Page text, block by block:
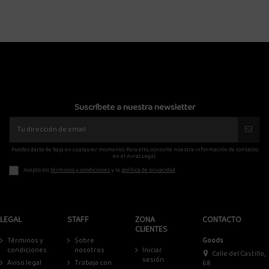
Suscríbete a nuestra newsletter
Puedes darte de baja en cualquier momento. Para ello, consulte nuestra información de contacto
en el Aviso Legal.
Acepto lostérminos y condicionesy la política de privacidad
LEGAL
Términos y
condiciones
Aviso legal
STAFF
Sobre
nosotros
Trabaja con
ZONA
CLIENTES
Iniciar
sesión
CONTACTO
Goods
Calle del Castillo,
68